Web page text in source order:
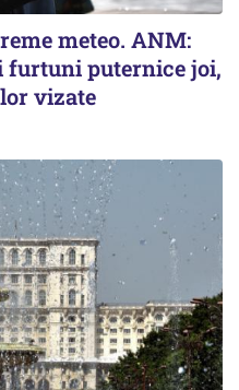
meteo. ANM:
furtuni puternice joi,
vizate